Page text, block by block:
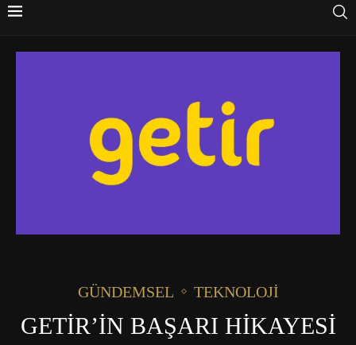
GÜNDEMSEL TEKNOLOJI
GETİR’İN BAŞARI HİKAYESİ